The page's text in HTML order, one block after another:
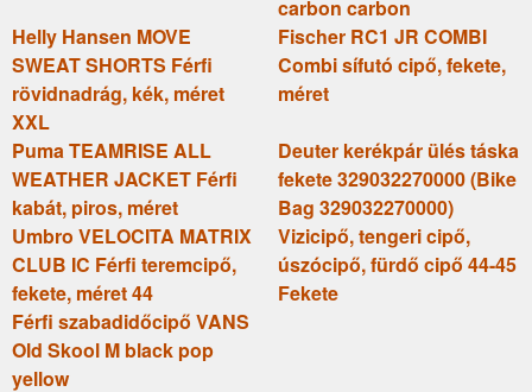
carbon carbon
Helly Hansen MOVE
SWEAT SHORTS Férfi
rövidnadrág, kék, méret
XXL
Fischer RC1 JR COMBI
Combi sífutó cipő, fekete,
méret
Puma TEAMRISE ALL
WEATHER JACKET Férfi
kabát, piros, méret
Deuter kerékpár ülés táska
fekete 329032270000 (Bike
Bag 329032270000)
Umbro VELOCITA MATRIX
CLUB IC Férfi teremcipő,
fekete, méret 44
Vizicipő, tengeri cipő,
úszócipő, fürdő cipő 44-45
Fekete
Férfi szabadidőcipő VANS
Old Skool M black pop
yellow